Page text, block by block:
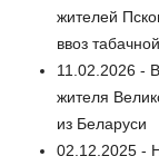
жителей
ввоз
11.02.2026 -
жителя
из Беларуси
02.12.2025 -